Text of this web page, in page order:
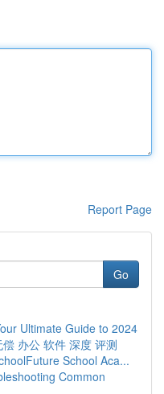
Report Page
Go
Ultimate Guide to 2024
办公 软件 深度 评测
School Aca...
Common